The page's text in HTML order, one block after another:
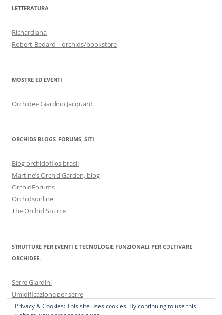
LETTERATURA
Richardiana
Robert-Bedard – orchids/bookstore
MOSTRE ED EVENTI
Orchidee Giardino Jacquard
ORCHIDS BLOGS, FORUMS, SITI
Blog orchidofilos brasil
Martine’s Orchid Garden, blog
OrchidForums
Orchidsonline
The Orchid Source
STRUTTURE PER EVENTI E TECNOLOGIE FUNZIONALI PER COLTIVARE
ORCHIDEE.
Serre Giardini
Umidificazione per serre
Privacy & Cookies: This site uses cookies. By continuing to use this